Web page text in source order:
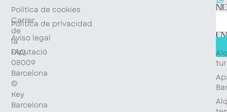
Carrer
de
la
Diputació
08009
Barcelona
©
Key
Barcelona
Política de cookies
Política de privacidad
Aviso legal
FAQ